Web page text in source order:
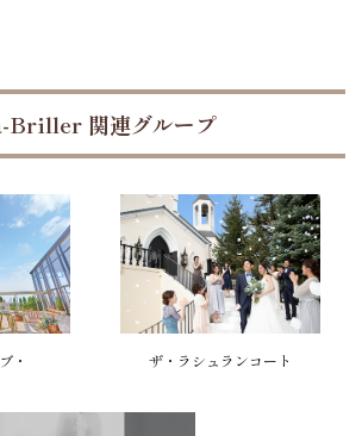
Briller 関連グループ
・
ザ・ラシュランコート